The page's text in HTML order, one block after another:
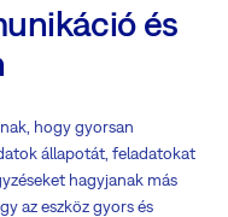
és
hogy gyorsan
állapotát, feladatokat
hagyjanak más
az eszköz gyors és